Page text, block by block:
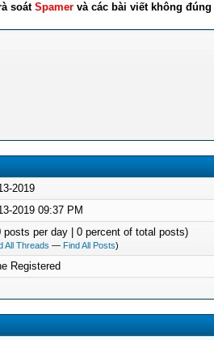
soátSpamervà các bài viết không đúng
2019
2019 09:37 PM
posts per day | 0 percent of total posts)
All Threads — Find All Posts)
Registered